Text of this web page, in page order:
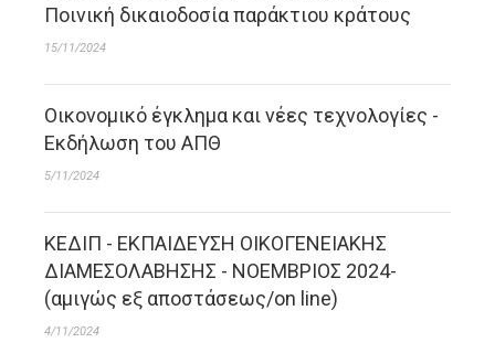
Ποινική δικαιοδοσία παράκτιου κράτους
15/11/2024
Οικονομικό έγκλημα και νέες τεχνολογίες -
Εκδήλωση του ΑΠΘ
5/11/2024
ΚΕΔΙΠ - ΕΚΠΑΙΔΕΥΣΗ ΟΙΚΟΓΕΝΕΙΑΚΗΣ
ΔΙΑΜΕΣΟΛΑΒΗΣΗΣ - NOEΜΒΡΙΟΣ 2024-
(αμιγώς εξ αποστάσεως/on line)
4/11/2024